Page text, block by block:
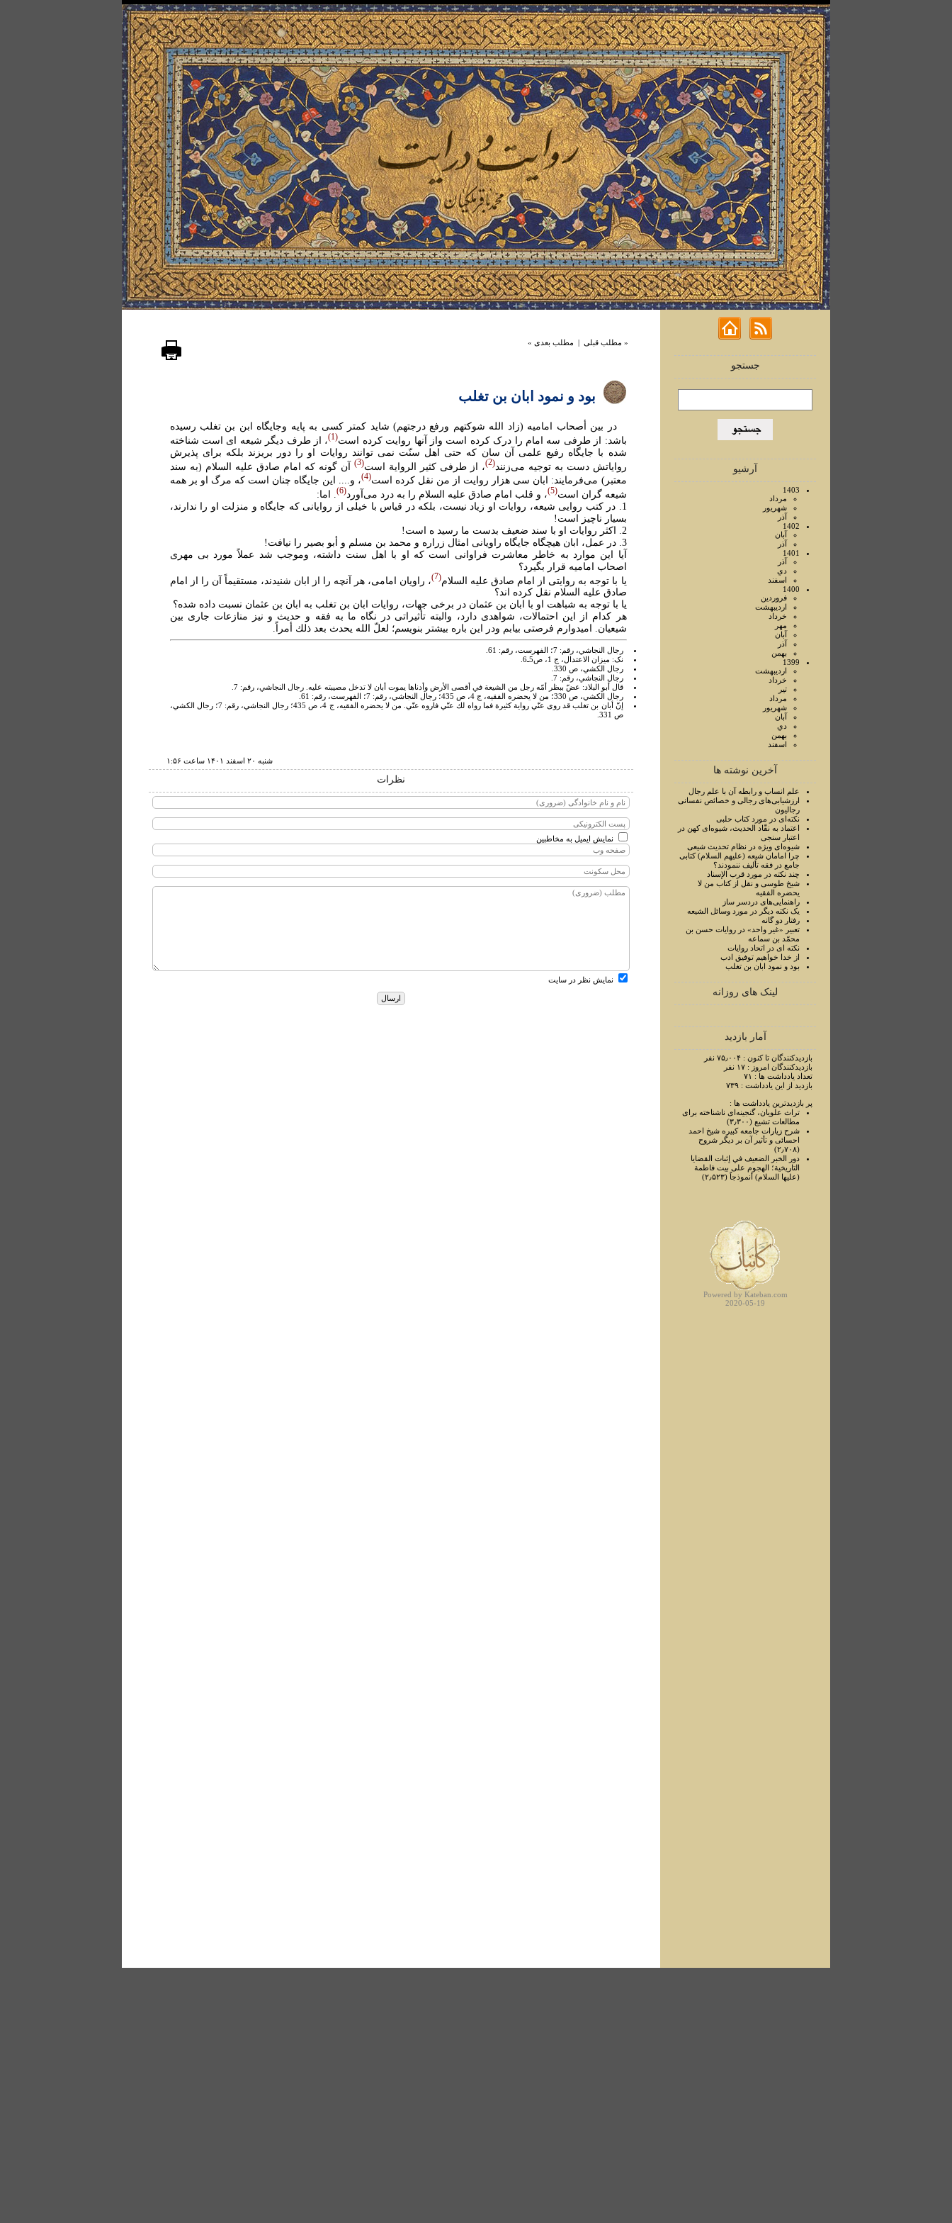
جستجو
آرشیو
1403
مرداد
شهريور
آذر
1402
آبان
آذر
1401
آذر
دي
اسفند
1400
فروردين
ارديبهشت
خرداد
مهر
آبان
آذر
بهمن
1399
ارديبهشت
خرداد
تير
مرداد
شهريور
آبان
دي
بهمن
اسفند
آخرین نوشته ها
علم انساب و رابطه آن با علم رجال
ارزشيابی‌های رجالی و خصائص نفسانی
رجاليون
نکته‌ای در مورد کتاب حلبی
اعتماد به نقّاد الحديث، شيوه‌ای کهن در
اعتبار سنجی
شيوه‌ای ويژه در نظام تحديث شيعی
چرا امامان شيعه (عليهم السلام) کتابی
جامع در فقه تأليف ننمودند؟
چند نکته در مورد قرب الإسناد
شيخ طوسی و نقل از کتاب من لا
يحضره الفقيه
راهنمايی‌های دردسر ساز
يک نکته ديگر در مورد وسائل الشيعه
رفتار دو گانه
تعبير «غير واحد» در روايات حسن بن
محمّد بن سماعه
نکته ای در اتحاد روايات
از خدا خواهيم توفيق ادب
بود و نمود ابان بن تغلب
لینک های روزانه
آمار بازدید
بازدیدکنندگان تا کنون : ۷۵٫۰۰۴ نفر
بازدیدکنندگان امروز : ۱۷ نفر
تعداد یادداشت ها : ۷۱
بازدید از این یادداشت : ۷۳۹
پر بازدیدترین یادداشت ها :
تراث علويان، گنجينه‌ای ناشناخته برای
مطالعات تشيع (۳٫۳۰۰)
شرح زيارات جامعه کبيره شيخ احمد
احسائی و تأثير آن بر ديگر شروح
(۲٫۷۰۸)
دور الخبر الضعيف في إثبات القضايا
التاريخية؛ الهجوم علی بيت فاطمة
(عليها السلام) أنموذجاً (۲٫۵۲۳)
Powered by Kateban.com
2020-05-19
« مطلب قبلی | مطلب بعدی »
بود و نمود ابان بن تغلب
در بين أصحاب اماميه (زاد الله شوکتهم ورفع درجتهم) شايد کمتر کسی به پايه وجايگاه ابن بن تغلب رسيده
باشد: از طرفی سه امام را درک کرده است واز آنها روايت کرده است 1 ، از طرف ديگر شيعه ای است شناخته
شده با جايگاه رفيع علمی آن سان که حتی اهل سنّت نمی توانند روايات او را دور بريزند بلکه برای پذيرش
رواياتش دست به توجيه می‌زنند 2 ، از طرفی کثير الرواية است 3
آن گونه که امام صادق عليه السلام (به سند
معتبر) می‌فرمايند: ابان سی هزار روايت از من نقل کرده است 4 ، و.... اين جايگاه چنان است که مرگ او بر همه
شيعه گران است 5 ، و قلب امام صادق عليه السلام را به درد می‌آورد 6
. اما:
1. در کتب روايی شيعه، روايات او زياد نيست، بلکه در قياس با خيلی از روايانی که جايگاه و منزلت او را ندارند،
بسيار ناچيز است!
2. اکثر روايات او با سند ضعيف بدست ما رسيد ه است!
3. در عمل، ابان هيچگاه جايگاه راويانی امثال زراره و محمد بن مسلم و أبو بصير را نيافت!
آيا اين موارد به خاطر معاشرت فراوانی است که او با اهل سنت داشته، وموجب شد عملاً مورد بی مهری
اصحاب اماميه قرار بگيرد؟
يا با توجه به روايتی از امام صادق عليه السلام 7 ، راويان امامی، هر آنچه را از ابان شنيدند، مستقيماً آن را از امام
صادق عليه السلام نقل کرده اند؟
يا با توجه به شباهت او با ابان بن عثمان در برخی جهات، روايات ابان بن تغلب به ابان بن عثمان نسبت داده شده؟
هر کدام از اين احتمالات، شواهدی دارد، والبته تأثيراتی در نگاه ما به فقه و حديث و نيز منازعات جاری بين
شيعيان. اميدوارم فرصتی بيابم ودر اين باره بيشتر بنويسم؛ لعلّ الله يحدث بعد ذلك أمراً.
رجال النجاشي، رقم: 7؛ الفهرست، رقم: 61.
نک: ميزان الاعتدال، ج 1، ص5ـ6.
رجال الكشي، ص 330.
رجال النجاشي، رقم: 7.
قال أبو البلاد: عضّ ببظر أمّه رجل من الشيعة في أقصى الأرض وأدناها يموت أبان لا تدخل مصيبته عليه. رجال النجاشي، رقم: 7.
رجال الكشي، ص 330؛ من لا يحضره الفقيه، ج 4، ص 435؛ رجال النجاشي، رقم: 7؛ الفهرست، رقم: 61.
إنّ أبان بن تغلب قد روى عنّي رواية كثيرة فما رواه لك عنّي فاروه عنّي. من لا يحضره الفقيه، ج 4، ص 435؛ رجال النجاشي، رقم: 7؛ رجال الكشي،
ص 331.
شنبه ۲۰ اسفند ۱۴۰۱ ساعت ۱:۵۶
نظرات
نمایش ایمیل به مخاطبین
نمایش نظر در سایت